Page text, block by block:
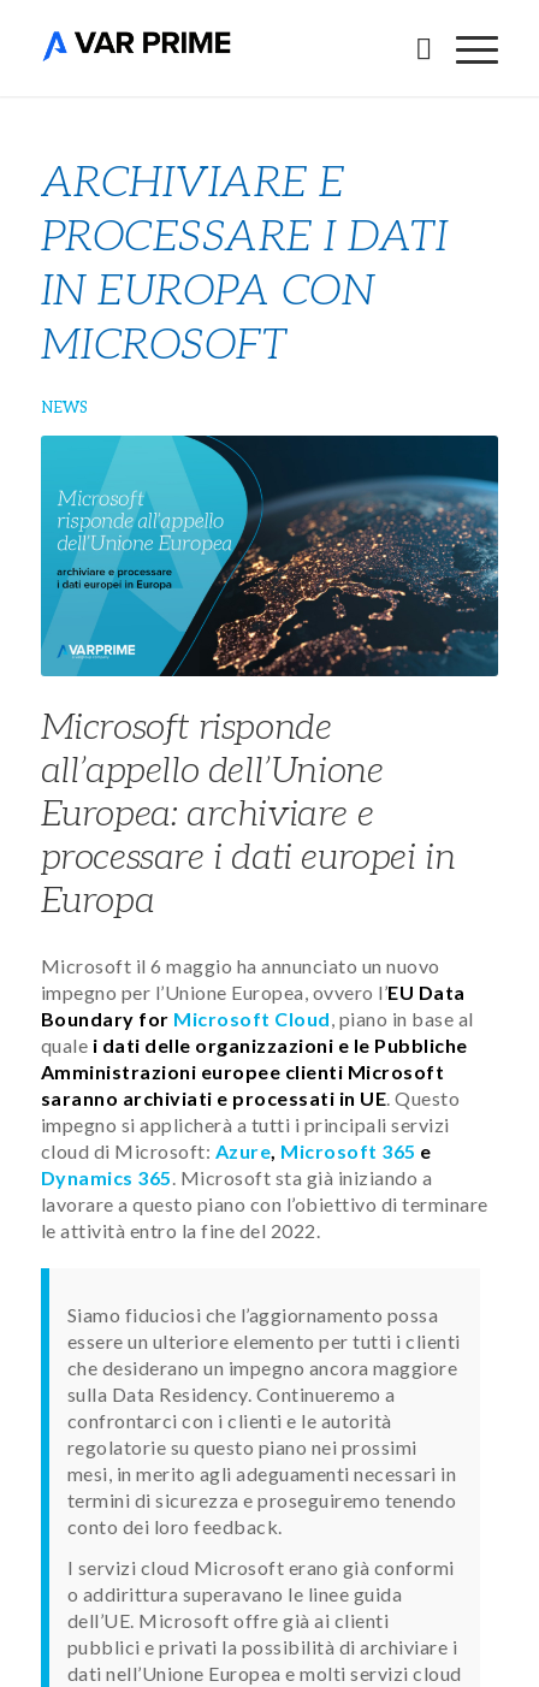
ARCHIVIARE E
PROCESSARE I DATI
IN EUROPA CON
MICROSOFT
NEWS
Microsoft risponde
all’appello dell’Unione
Europea: archiviare e
processare i dati europei in
Europa
Microsoft il 6 maggio ha annunciato un nuovo
impegno per l’Unione Europea, ovvero l’EU Data
Boundary for Microsoft Cloud, piano in base al
quale i dati delle organizzazioni e le Pubbliche
Amministrazioni europee clienti Microsoft
saranno archiviati e processati in UE. Questo
impegno si applicherà a tutti i principali servizi
cloud di Microsoft: Azure, Microsoft 365 e
Dynamics 365. Microsoft sta già iniziando a
lavorare a questo piano con l’obiettivo di terminare
le attività entro la fine del 2022.
Siamo fiduciosi che l’aggiornamento possa
essere un ulteriore elemento per tutti i clienti
che desiderano un impegno ancora maggiore
sulla Data Residency. Continueremo a
confrontarci con i clienti e le autorità
regolatorie su questo piano nei prossimi
mesi, in merito agli adeguamenti necessari in
termini di sicurezza e proseguiremo tenendo
conto dei loro feedback.
I servizi cloud Microsoft erano già conformi
o addirittura superavano le linee guida
dell’UE. Microsoft offre già ai clienti
pubblici e privati la possibilità di archiviare i
dati nell’Unione Europea e molti servizi cloud